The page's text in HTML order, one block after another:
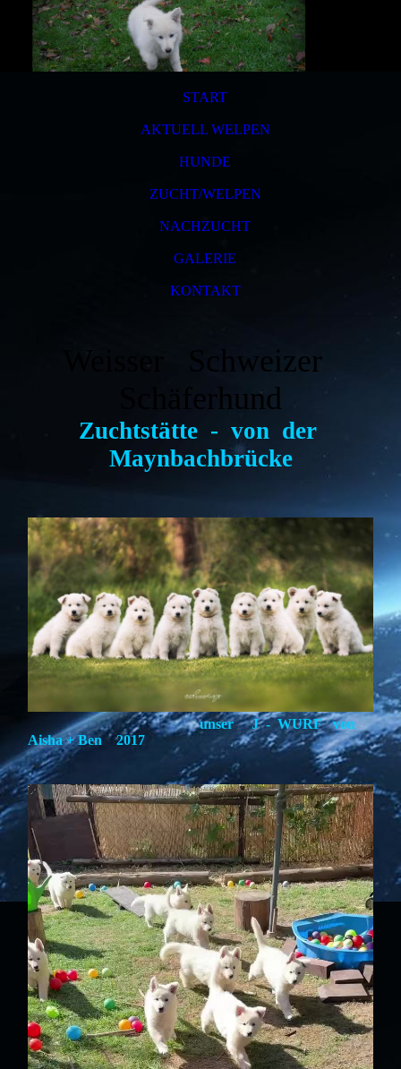
START
AKTUELL WELPEN
HUNDE
ZUCHT/WELPEN
NACHZUCHT
GALERIE
KONTAKT
Weisser Schweizer
Schäferhund
Zuchtstätte - von der
Maynbachbrücke
unserJ - WURF von
Aisha + Ben 2017